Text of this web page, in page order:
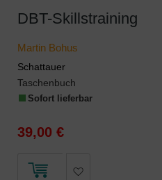
DBT-Skillstraining
Martin Bohus
Schattauer
Taschenbuch
Sofort lieferbar
39,00 €